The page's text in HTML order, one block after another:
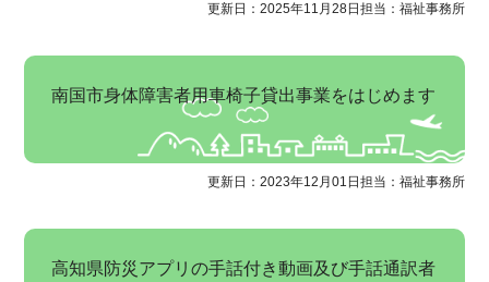
更新日：2025年11月28日 担当：福祉事務所
南国市身体障害者用車椅子貸出事業をはじめます
更新日：2023年12月01日 担当：福祉事務所
高知県防災アプリの手話付き動画及び手話通訳者